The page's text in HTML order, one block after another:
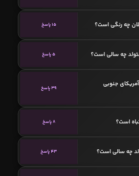
چه رنگی است؟ 15 پاسخ
چه سالی است؟ 5 پاسخ
جنوبی
39 پاسخ
است؟ 8 پاسخ
چه سالی است؟ 43 پاسخ